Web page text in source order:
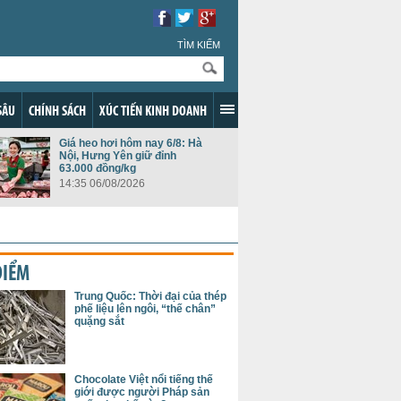
TÌM KIẾM
CHÍNH SÁCH XÚC TIẾN KINH DOANH
Giá heo hơi hôm nay 6/8: Hà
Nội, Hưng Yên giữ đỉnh
63.000 đồng/kg
14:35 06/08/2026
Trung Quốc: Thời đại của thép
phế liệu lên ngôi, “thế chân”
quặng sắt
Chocolate Việt nổi tiếng thế
giới được người Pháp sản